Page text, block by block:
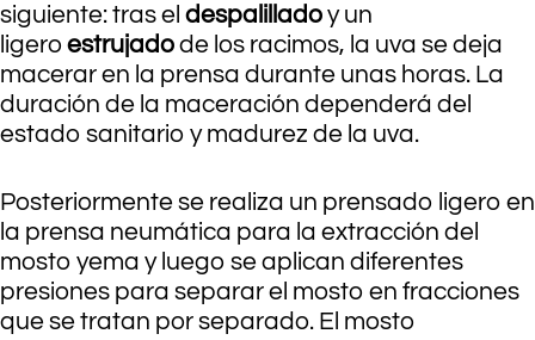
siguiente: tras el despalilladoy un
ligeroestrujadode los racimos, la uva se deja
macerar en la prensa durante unas horas. La
duración de la maceración dependerá del
estado sanitario y madurez de la uva.
Posteriormente se realiza un prensado ligero en
la prensa neumática para la extracción del
mosto yema y luego se aplican diferentes
presiones para separar el mosto en fracciones
que se tratan por separado. El mosto